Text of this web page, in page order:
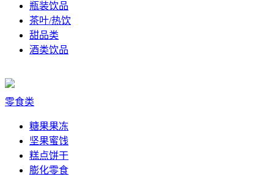
瓶装饮品
茶叶/热饮
甜品类
酒类饮品
零食类
糖果果冻
坚果蜜饯
糕点饼干
膨化零食